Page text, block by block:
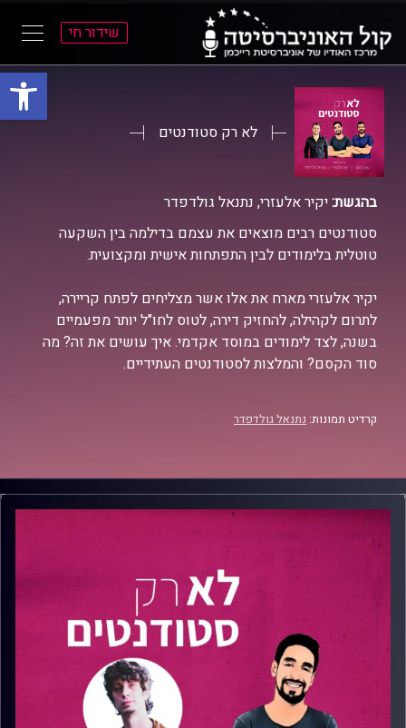
פתח
התפריט
התוכן
שידור חי
לא רק סטודנטים
בהגשת:יקיר אלעזרי, נתנאל גולדפדר
סטודנטים רבים מוצאים את עצמם בדילמה בין השקעה
טוטלית בלימודים לבין התפתחות אישית ומקצועית.
יקיר אלעזרי מארח את אלו אשר מצליחים לפתח קריירה,
לתרום לקהילה, להחזיק דירה, לטוס לחו"ל יותר מפעמיים
בשנה, לצד לימודים במוסד אקדמי. איך עושים את זה? מה
סוד הקסם? והמלצות לסטודנטים העתידיים.
קרדיט תמונות: נתנאל גולדפדר